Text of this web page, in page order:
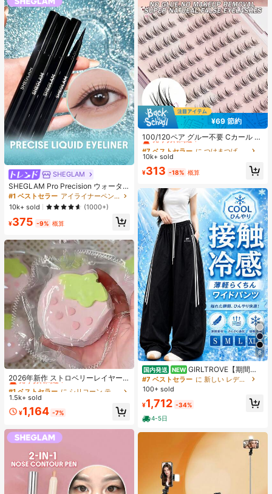
SHEGLAM
SHEGLAM Pro Precision ウォータ
ープルーフリキッドアイライナー-Bl
ack 女性と女の子のためのブランド
ビューティーコスメメイクアップ
#1 ベストセラー
アイライナーペンシル アイライナー
10k+ sold
(1000+)
¥375 -9% 概算
2026年新作 ストロベリーレイヤー
ケーキ シリコンスクイーズトイ 1
個、厚手&ソフト、学生、誕生日、
サプライズ、ホリデー、カップル、
クリスマス、ゲーマー、ストレス解
消に最適なギフト
#1 ベストセラー
売り切れ間近！
#1 ベストセラー
売り切れ間近！
#1 ベストセラー
売り切れ間近！
#1 ベストセラー
に シリコーン ティーンエイジャー向けのノベルティ＆ギャグおもちゃ
売り切れ間近！
1.5k+ sold
¥1,164 -7%
¥69 節約
100/120ペア グルー不要 Cカール 自
己接着式クラスターまつげ プレグル
ー 個別まつげクラスター 10-13mm
グメントまつげ
#7 ベストセラー
に つけまつげ & 接着剤
売り切れ間近！
#7 ベストセラー
売り切れ間近！
#7 ベストセラー
売り切れ間近！
#7 ベストセラー
売り切れ間近！
10k+ sold
¥313 -18% 概算
8
国内発送 NEW GIRLTROVE【期間限
定＆国内即発送】2026春・夏・秋新
作刺繍入りの軽量でふんわりとした
ト。夏のビーチバケーションにぴっ
たり
#7 ベストセラー
に 新しい レディースパンツ
100+ sold
¥1,712 -34%
4-5日